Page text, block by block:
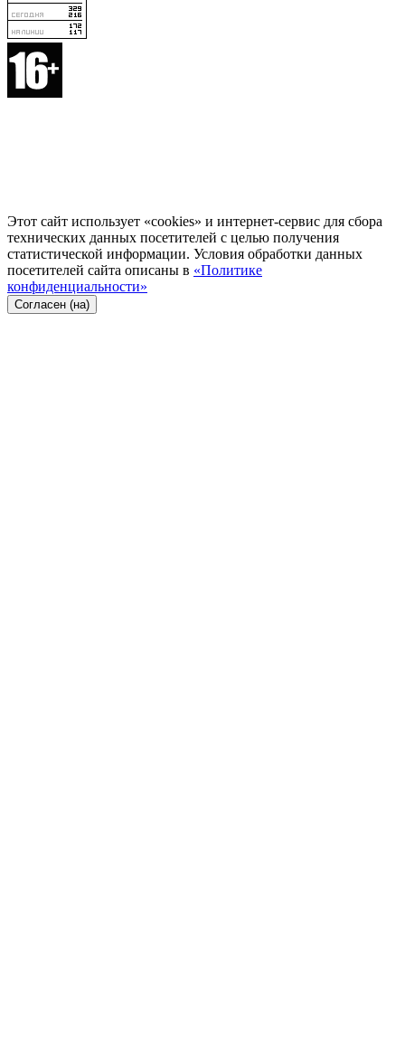
Этот сайт использует «cookies» и интернет-сервис для сбора
технических данных посетителей с целью получения
статистической информации. Условия обработки данных
посетителей сайта описаны в «Политике
конфиденциальности»
Согласен (на)